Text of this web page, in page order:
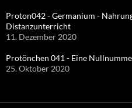
Proton042 - Germanium -
Distanzunterricht
11. Dezember 2020
Protönchen 041 - Eine
25. Oktober 2020